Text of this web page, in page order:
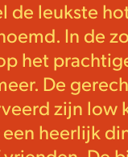
de leukste
In de
het
De
zijn low
heerlijk